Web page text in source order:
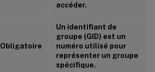
accéder.
Obligatoire
Un identifiant de
groupe (GID) est un
numéro utilisé pour
représenter un groupe
spécifique.